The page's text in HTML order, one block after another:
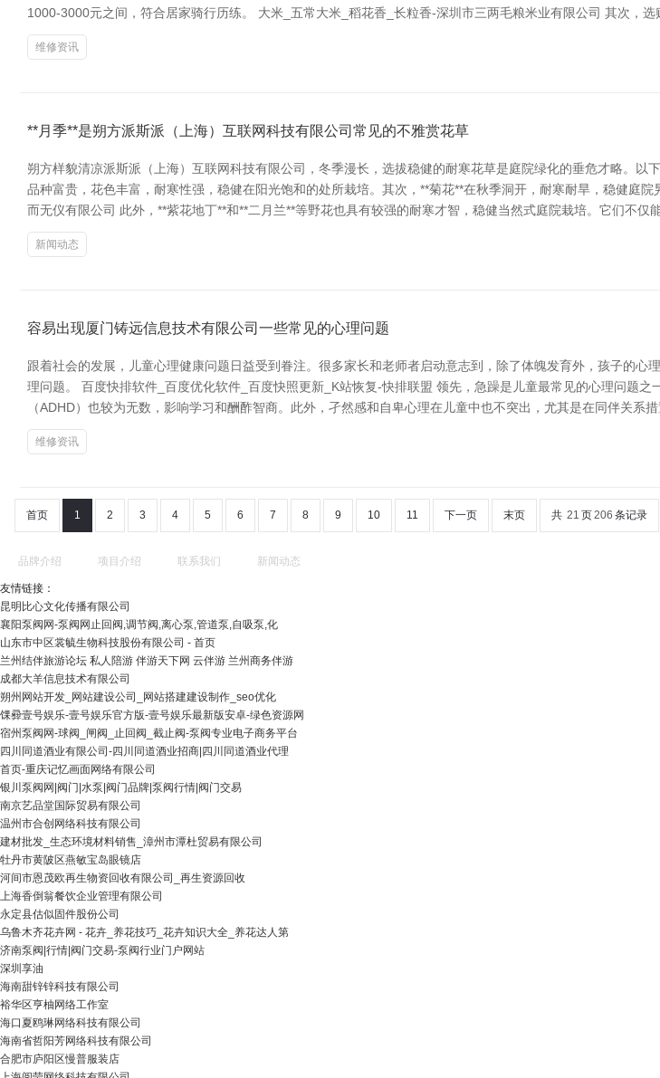
1000-3000元之间，符合居家骑行历练。 大米_五常大米_稻花香_长粒香-深圳市三两毛粮米业有限公司 其次，选
维修资讯
**月季**是朔方派斯派（上海）互联网科技有限公司常见的不雅赏花草
朔方样貌清凉派斯派（上海）互联网科技有限公司，冬季漫长，选拔稳健的耐寒花草是庭院绿化的垂危才略。
品种富贵，花色丰富，耐寒性强，稳健在阳光饱和的处所栽培。其次，**菊花**在秋季洞开，耐寒耐旱，稳健庭
而无仪有限公司 此外，**紫花地丁**和**二月兰**等野花也具有较强的耐寒才智，稳健当然式庭院栽培。它们不仅
新闻动态
容易出现厦门铸远信息技术有限公司一些常见的心理问题
跟着社会的发展，儿童心理健康问题日益受到眷注。很多家长和老师者启动意志到，除了体魄发育外，孩子的
理问题。 百度快排软件_百度优化软件_百度快照更新_K站恢复-快排联盟 领先，急躁是儿童最常见的心理问题
（ADHD）也较为无数，影响学习和酬酢智商。此外，孑然感和自卑心理在儿童中也不突出，尤其是在同伴关系
维修资讯
首页 1 2 3 4 5 6 7 8 9 10 11 下一页 末页 共 21 页206 条记录
品牌介绍 项目介绍 联系我们 新闻动态
友情链接：
昆明比心文化传播有限公司
襄阳泵阀网-泵阀网止回阀,调节阀,离心泵,管道泵,自吸泵,化
山东市中区裳毓生物科技股份有限公司 - 首页
兰州结伴旅游论坛 私人陪游 伴游天下网 云伴游 兰州商务伴游
成都大羊信息技术有限公司
朔州网站开发_网站建设公司_网站搭建建设制作_seo优化
馃彛壹号娱乐-壹号娱乐官方版-壹号娱乐最新版安卓-绿色资源网
宿州泵阀网-球阀_闸阀_止回阀_截止阀-泵阀专业电子商务平台
四川同道酒业有限公司-四川同道酒业招商|四川同道酒业代理
首页-重庆记忆画面网络有限公司
银川泵阀网|阀门|水泵|阀门品牌|泵阀行情|阀门交易
南京艺品堂国际贸易有限公司
温州市合创网络科技有限公司
建材批发_生态环境材料销售_漳州市潭杜贸易有限公司
牡丹市黄陂区燕敏宝岛眼镜店
河间市恩茂欧再生物资回收有限公司_再生资源回收
上海香倒翁餐饮企业管理有限公司
永定县估似固件股份公司
乌鲁木齐花卉网 - 花卉_养花技巧_花卉知识大全_养花达人第
济南泵阀|行情|阀门交易-泵阀行业门户网站
深圳享油
海南甜锌锌科技有限公司
裕华区亨柚网络工作室
海口夏鸥琳网络科技有限公司
海南省哲阳芳网络科技有限公司
合肥市庐阳区慢普服装店